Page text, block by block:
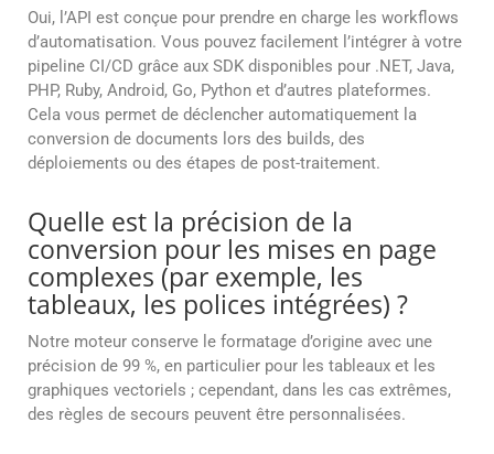
Oui, l’API est conçue pour prendre en charge les workflows
d’automatisation. Vous pouvez facilement l’intégrer à votre
pipeline CI/CD grâce aux SDK disponibles pour .NET, Java,
PHP, Ruby, Android, Go, Python et d’autres plateformes.
Cela vous permet de déclencher automatiquement la
conversion de documents lors des builds, des
déploiements ou des étapes de post-traitement.
Quelle est la précision de la
conversion pour les mises en page
complexes (par exemple, les
tableaux, les polices intégrées) ?
Notre moteur conserve le formatage d’origine avec une
précision de 99 %, en particulier pour les tableaux et les
graphiques vectoriels ; cependant, dans les cas extrêmes,
des règles de secours peuvent être personnalisées.